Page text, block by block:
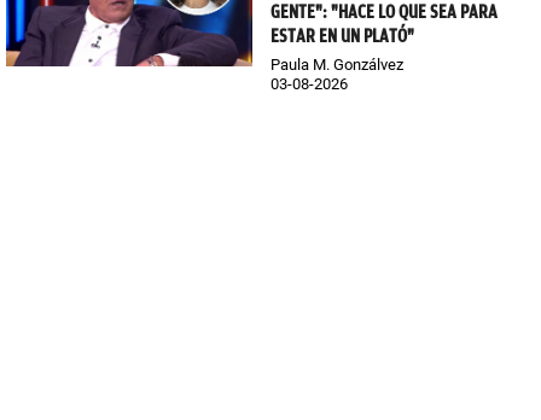
GENTE": "HACE LO QUE SEA PARA
ESTAR EN UN PLATÓ"
Paula M. Gonzálvez
03-08-2026